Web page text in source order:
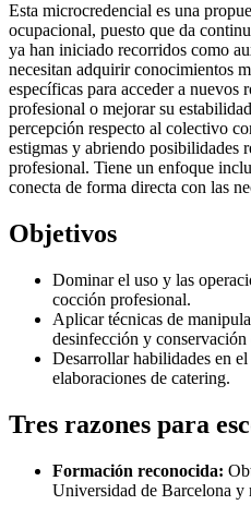
Esta microcredencial es una
ocupacional, puesto que da
ya han iniciado recorridos como
necesitan adquirir conocimientos
específicas para acceder a nuevos
profesional o mejorar su
percepción respecto al colectivo
estigmas y abriendo posibilidades
profesional. Tiene un enfoque
conecta de forma directa con las
Objetivos
Dominar el uso y las
cocción profesional.
Aplicar técnicas de
desinfección y
Desarrollar habilidades en
elaboraciones de catering.
Tres razones para
Formación reconocida:
Universidad de Barcelona y